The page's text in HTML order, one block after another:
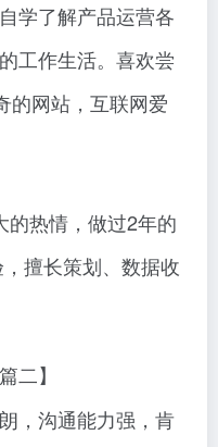
学了解产品运营各
工作生活。喜欢尝
的网站，互联网爱
的热情，做过2年的
擅长策划、数据收
二】
，沟通能力强，肯